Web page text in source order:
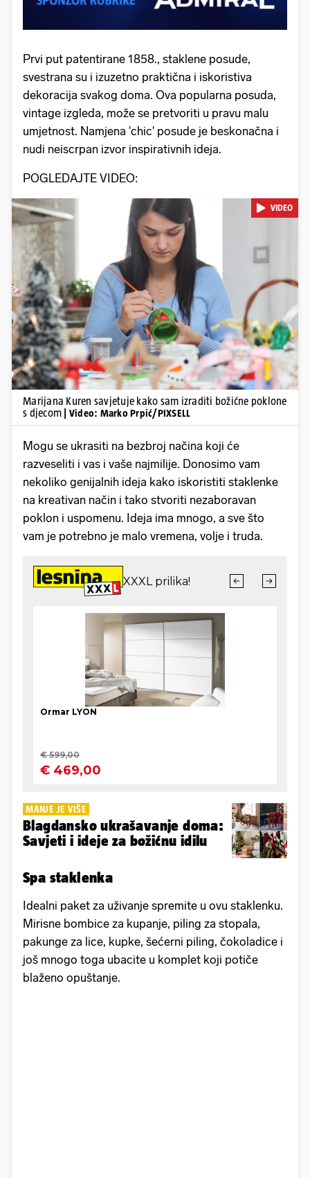
Prvi put patentirane 1858., staklene posude,
svestrana su i izuzetno praktična i iskoristiva
dekoracija svakog doma. Ova popularna posuda,
vintage izgleda, može se pretvoriti u pravu malu
umjetnost. Namjena 'chic' posude je beskonačna i
nudi neiscrpan izvor inspirativnih ideja.
POGLEDAJTE VIDEO:
Pokretanje videa...
VIDEO
Marijana Kuren savjetuje kako sam izraditi božićne poklone
s djecom
| Video: Marko Prpić/PIXSELL
Mogu se ukrasiti na bezbroj načina koji će
razveseliti i vas i vaše najmilije. Donosimo vam
nekoliko genijalnih ideja kako iskoristiti staklenke
na kreativan način i tako stvoriti nezaboravan
poklon i uspomenu. Ideja ima mnogo, a sve što
vam je potrebno je malo vremena, volje i truda.
MANJE JE VIŠE
Blagdansko ukrašavanje doma:
Savjeti i ideje za božićnu idilu
Spa staklenka
Idealni paket za uživanje spremite u ovu staklenku.
Mirisne bombice za kupanje, piling za stopala,
pakunge za lice, kupke, šećerni piling, čokoladice i
još mnogo toga ubacite u komplet koji potiče
blaženo opuštanje.